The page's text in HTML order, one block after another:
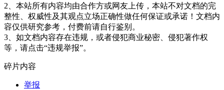
2、本站所有内容均由合作方或网友上传，本站不对文档的完
整性、权威性及其观点立场正确性做任何保证或承诺！文档内
容仅供研究参考，付费前请自行鉴别。
3、如文档内容存在违规，或者侵犯商业秘密、侵犯著作权
等，请点击“违规举报”。
碎片内容
举报